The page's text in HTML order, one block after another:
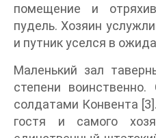
помещение и
пудель. Хозяин
и путник уселся в
Маленький зал
степени
солдатами Конвента [3]. Не считая последнего
гостя и самого